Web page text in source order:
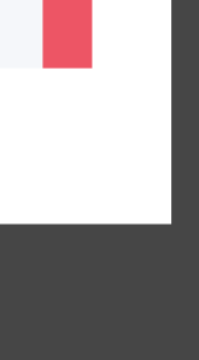
30% coton